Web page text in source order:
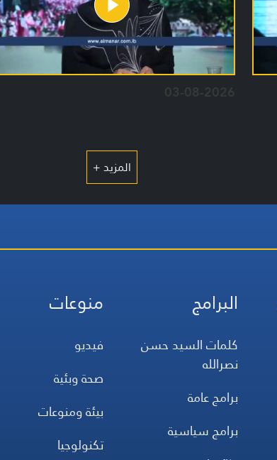
03-08-2026
المزيد +
البرامج
كلمات السيد حسن
نصرالله
برامج عامة
برامج سياسية
منوعات
فيديو
صحة وبئية
بيئة ومنوعات
تكنولوجيا